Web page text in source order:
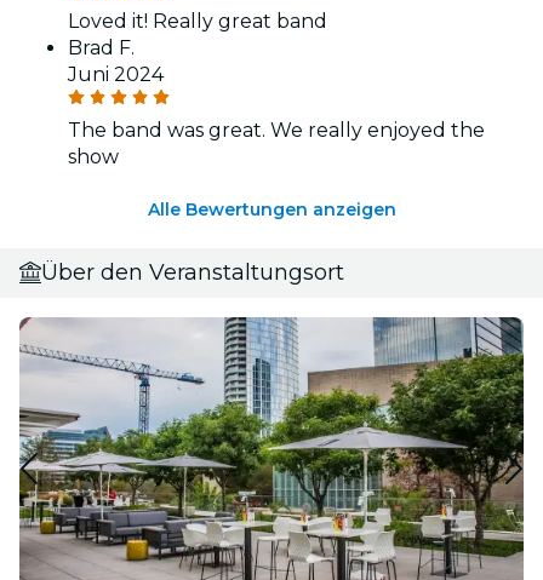
Loved it! Really great band
Brad F.
Juni 2024
The band was great. We really enjoyed the
show
Alle Bewertungen anzeigen
Über den Veranstaltungsort